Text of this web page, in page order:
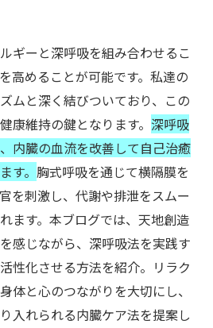
ギーと深呼吸を組み合わせるこ
高めることが可能です。私達の
ムと深く結びついており、この
康維持の鍵となります。 深呼吸
内臓の血流を改善して自己治癒
す。 胸式呼吸を通じて横隔膜を
を刺激し、代謝や排泄をスムー
ます。本ブログでは、天地創造
感じながら、深呼吸法を実践す
性化させる方法を紹介。リラク
体と心のつながりを大切にし、
入れられる内臓ケア法を提案し